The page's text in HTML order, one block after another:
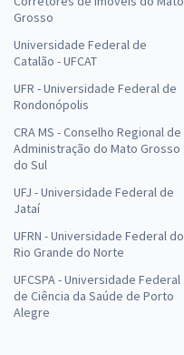
Grosso
Universidade Federal de
Catalão - UFCAT
UFR - Universidade Federal de
Rondonópolis
CRA MS - Conselho Regional de
Administração do Mato Grosso
do Sul
UFJ - Universidade Federal de
Jataí
UFRN - Universidade Federal do
Rio Grande do Norte
UFCSPA - Universidade Federal
de Ciência da Saúde de Porto
Alegre